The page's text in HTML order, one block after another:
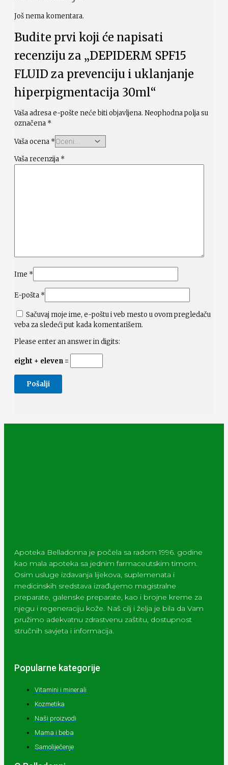
Još nema komentara.
Budite prvi koji će napisati
recenziju za „DEPIDERM SPF15
FLUID za prevenciju i uklanjanje
hiperpigmentacija 30ml“
Vaša adresa e-pošte neće biti objavljena. Neophodna polja su
označena *
Vaša ocena *
Vaša recenzija *
Ime *
E-pošta *
Sačuvaj moje ime, e-poštu i veb mesto u ovom pregledaču
veba za sledeći put kada komentarišem.
Please enter an answer in digits:
eight + eleven =
Apoteka Belladonna je počela sa radom 1996. godine
kao mala apoteka sa jednim farmaceutskim timom.
Osim usluge izdavanja lijekova, suplemenata i
medicinskih sredstava izrađujemo magistralne
preparate, galenske preparate, kao i brojne kreme za
njegu i regeneraciju kože. Naš cilj i želja je bila da Vam
pružimo adekvatnu zdrastvenu zaštitu, dostupnost
stručnih savjeta i informacija.
Popularne kategorije
Vitamini i minerali
Kozmetika
Naši proizvodi
Mama i beba
Samoliječenje